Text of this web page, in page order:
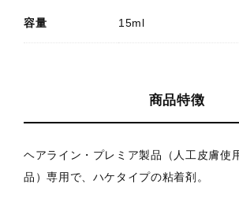
容量 15ml
商品特徴
ヘアライン・プレミア製品（人工皮膚使
品）専用で、ハケタイプの粘着剤。